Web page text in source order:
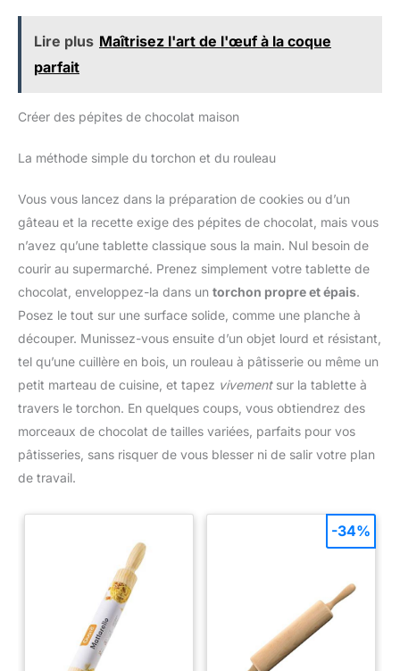
Lire plus Maîtrisez l'art de l'œuf à la coque
parfait
Créer des pépites de chocolat maison
La méthode simple du torchon et du rouleau
Vous vous lancez dans la préparation de cookies ou d’un
gâteau et la recette exige des pépites de chocolat, mais vous
n’avez qu’une tablette classique sous la main. Nul besoin de
courir au supermarché. Prenez simplement votre tablette de
chocolat, enveloppez-la dans un torchon propre et épais.
Posez le tout sur une surface solide, comme une planche à
découper. Munissez-vous ensuite d’un objet lourd et résistant,
tel qu’une cuillère en bois, un rouleau à pâtisserie ou même un
petit marteau de cuisine, et tapez vivementsur la tablette à
travers le torchon. En quelques coups, vous obtiendrez des
morceaux de chocolat de tailles variées, parfaits pour vos
pâtisseries, sans risquer de vous blesser ni de salir votre plan
de travail.
-34%